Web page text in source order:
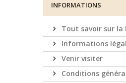
INFORMATIONS
Tout savoir sur la
Informations
Venir visiter
Conditions